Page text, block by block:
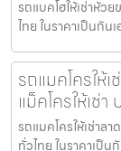
รถแบคโฮให้เช่าห้ว
ไทย ในราคาเป็นกั
รถแมคโครให้
แม็คโครให้เช่
รถแมคโครให้เช่าล
ทั่วไทย ในราคาเป็